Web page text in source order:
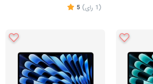
تماس بگیرید
(1 رای)
5